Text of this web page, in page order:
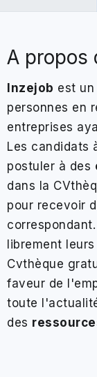
A propos
Inzejob est
personnes en
entreprises
Les candidats
postuler à des
dans la
pour recevoir
librement leurs
Cvthèque
faveur de l'
toute
des